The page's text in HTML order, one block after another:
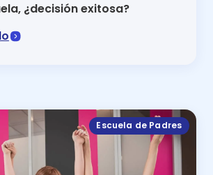
¿decisión exitosa?
Escuela de Padres